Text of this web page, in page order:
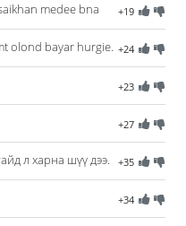
+19
medee bna
+24
olond bayar hurgie.
+23
+27
+35
л харна шүү дээ.
+34